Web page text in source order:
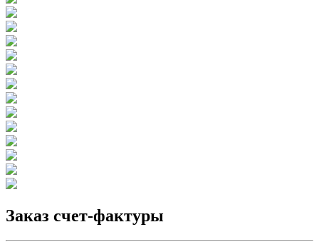
Заказ счет-фактуры